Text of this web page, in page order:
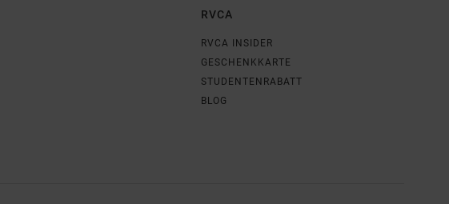
RVCA
RVCA INSIDER
GESCHENKKARTE
STUDENTENRABATT
BLOG